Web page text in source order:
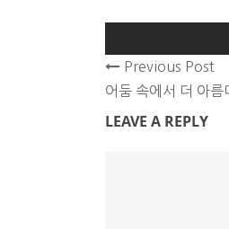
Previous Post
어둠 속에서 더 아
LEAVE A REPLY